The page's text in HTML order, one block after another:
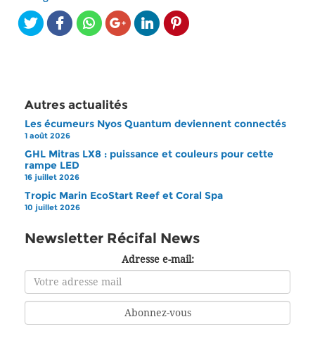
Autres actualités
Les écumeurs Nyos Quantum deviennent connectés
1 août 2026
GHL Mitras LX8 : puissance et couleurs pour cette
rampe LED
16 juillet 2026
Tropic Marin EcoStart Reef et Coral Spa
10 juillet 2026
Newsletter Récifal News
Adresse e-mail: